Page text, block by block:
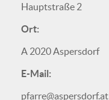
Hauptstraße 2
Ort:
A 2020 Aspersdorf
E-Mail:
pfarre@aspersdorf.at